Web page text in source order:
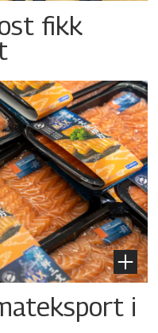
fikk
i